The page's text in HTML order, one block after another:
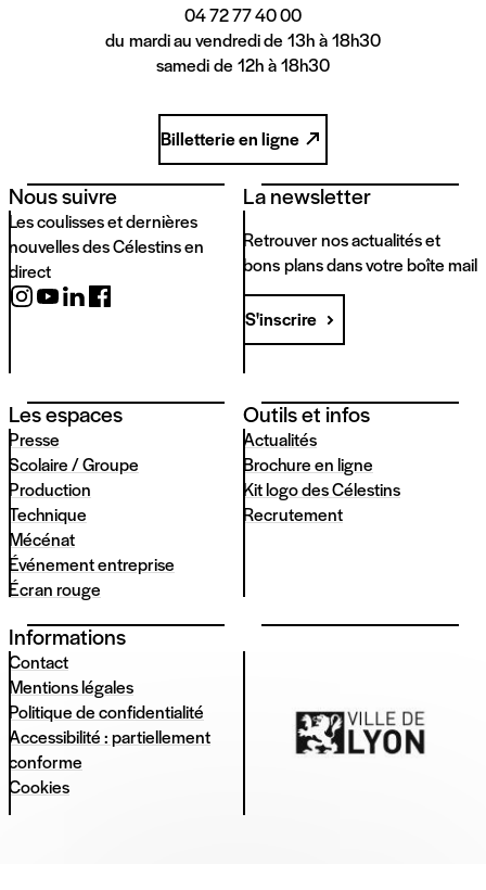
04 72 77 40 00
du mardi au vendredi de 13h à 18h30
samedi de 12h à 18h30
Billetterie en ligne
Nous suivre
Les coulisses et dernières
nouvelles des Célestins en
direct
La newsletter
Retrouver nos actualités et
bons plans dans votre boîte mail
S'inscrire
Les espaces
Presse
Scolaire / Groupe
Production
Technique
Mécénat
Événement entreprise
Écran rouge
Outils et infos
Actualités
Brochure en ligne
Kit logo des Célestins
Recrutement
Informations
Contact
Mentions légales
Politique de confidentialité
Accessibilité : partiellement
conforme
Cookies